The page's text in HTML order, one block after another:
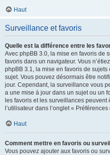
Haut
Surveillance et favoris
Quelle est la différence entre les
Avec phpBB 3.0, la mise en favoris de
favoris dans un navigateur. Vous
phpBB 3.1, la mise en favoris de
sujet. Vous pouvez désormais être
jour. Cependant, la surveillance vous
a une mise à jour dans un sujet ou un
les favoris et les surveillances
l’utilisateur dans l’onglet «
Haut
Comment mettre en favoris ou
Vous pouvez ajouter aux favoris ou